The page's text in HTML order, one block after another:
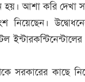
হয়। আশা করি দেখা
নিয়েছেন।
সরকারের কাছে